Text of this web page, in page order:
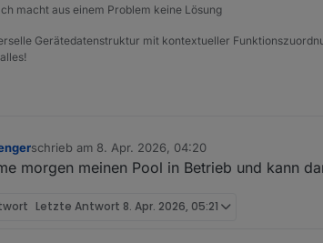
macht aus einem Problem keine Lösung
Gerätedatenstruktur mit kontextueller
schrieb am 8. Apr. 2026, 04:20
zuletzt editiert von
morgen meinen Pool in Betrieb und kann
Letzte Antwort 8. Apr. 2026, 05:21